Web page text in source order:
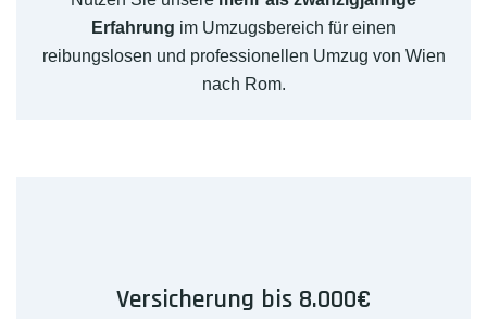
Erfahrung im Umzugsbereich für einen
reibungslosen und professionellen Umzug von Wien
nach Rom.
Versicherung bis 8.000€